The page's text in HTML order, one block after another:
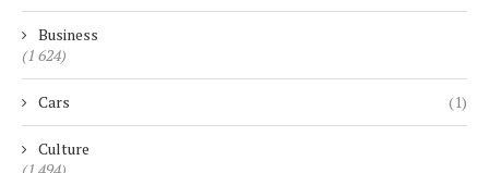
Business
(1 624)
Cars (1)
Culture